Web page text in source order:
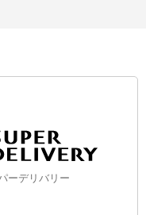
ーデリバリー